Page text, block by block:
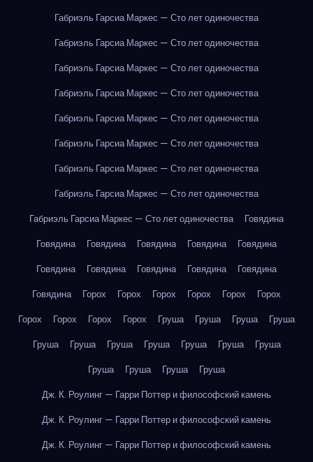
Габриэль Гарсиа Маркес — Сто лет одиночества
Габриэль Гарсиа Маркес — Сто лет одиночества
Габриэль Гарсиа Маркес — Сто лет одиночества
Габриэль Гарсиа Маркес — Сто лет одиночества
Габриэль Гарсиа Маркес — Сто лет одиночества
Габриэль Гарсиа Маркес — Сто лет одиночества
Габриэль Гарсиа Маркес — Сто лет одиночества
Габриэль Гарсиа Маркес — Сто лет одиночества
Габриэль Гарсиа Маркес — Сто лет одиночества
Говядина
Говядина
Говядина Говядина Говядина
Говядина
Говядина
Говядина Говядина Говядина
Говядина
Говядина
Горох Горох Горох Горох Горох
Горох
Горох
Горох Горох Горох Груша Груша Груша
Груша
Груша
Груша Груша Груша Груша Груша
Груша
Груша
Груша Груша
Груша
Дж. К. Роулинг — Гарри Поттер и философский камень
Дж. К. Роулинг — Гарри Поттер и философский камень
Дж. К. Роулинг — Гарри Поттер и философский камень